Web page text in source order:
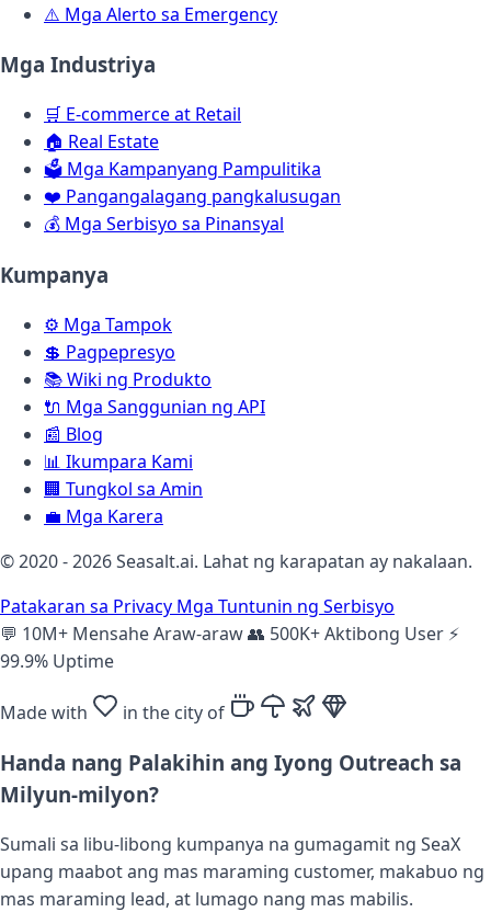
⚠️ Mga Alerto sa Emergency
Mga Industriya
🛒 E-commerce at Retail
🏠 Real Estate
🗳️ Mga Kampanyang Pampulitika
❤️ Pangangalagang pangkalusugan
💰 Mga Serbisyo sa Pinansyal
Kumpanya
⚙️ Mga Tampok
💲 Pagpepresyo
📚Wiki ng Produkto
🔌 Mga Sanggunian ng API
📰 Blog
📊 Ikumpara Kami
🏢 Tungkol sa Amin
💼 Mga Karera
© 2020 - 2026 Seasalt.ai. Lahat ng karapatan ay nakalaan.
Patakaran sa Privacy Mga Tuntunin ng Serbisyo
💬 10M+ Mensahe Araw-araw👥 500K+ Aktibong User ⚡
99.9% Uptime
Made with in the city of
Handa nang Palakihin ang Iyong Outreach sa
Milyun-milyon?
Sumali sa libu-libong kumpanya na gumagamit ng SeaX
upang maabot ang mas maraming customer, makabuo ng
mas maraming lead, at lumago nang mas mabilis.